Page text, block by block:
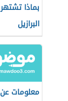
بماذا تشتهر
البرازيل
معلومات عن